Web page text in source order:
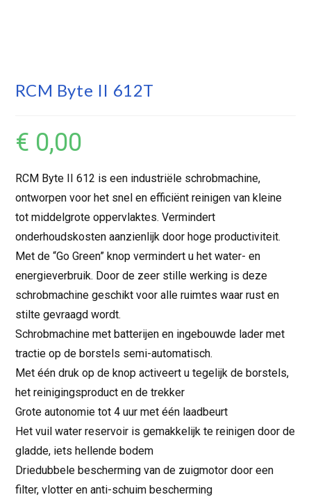
RCM Byte II 612T
€ 0,00
RCM Byte II 612 is een industriële schrobmachine,
ontworpen voor het snel en efficiënt reinigen van kleine
tot middelgrote oppervlaktes. Vermindert
onderhoudskosten aanzienlijk door hoge productiviteit.
Met de “Go Green” knop vermindert u het water- en
energieverbruik. Door de zeer stille werking is deze
schrobmachine geschikt voor alle ruimtes waar rust en
stilte gevraagd wordt.
Schrobmachine met batterijen en ingebouwde lader met
tractie op de borstels semi-automatisch.
Met één druk op de knop activeert u tegelijk de borstels,
het reinigingsproduct en de trekker
Grote autonomie tot 4 uur met één laadbeurt
Het vuil water reservoir is gemakkelijk te reinigen door de
gladde, iets hellende bodem
Driedubbele bescherming van de zuigmotor door een
filter, vlotter en anti-schuim bescherming